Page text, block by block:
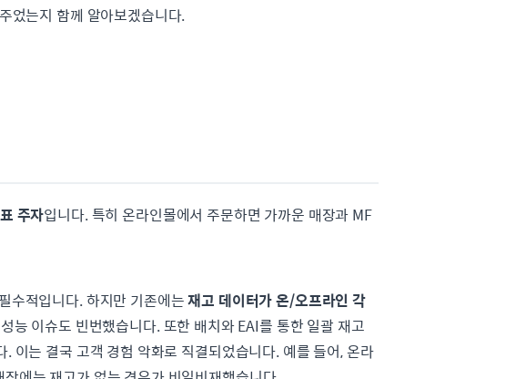
었는지 함께 알아보겠습니다.
주자입니다. 특히 온라인몰에서 주문하면 가까운 매장과 MF
수적입니다. 하지만 기존에는재고 데이터가 온/오프라인 각
능 이슈도 빈번했습니다. 또한 배치와 EAI를 통한 일괄 재고
이는 결국 고객 경험 악화로 직결되었습니다. 예를 들어, 온라